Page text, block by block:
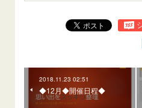
2018.11.23 02:51
◆12月◆開催日程◆